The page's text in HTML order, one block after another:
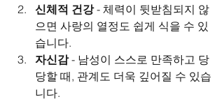
신체적 건강 - 체력이 뒷받침되지 않
으면 사랑의 열정도 쉽게 식을 수 있
습니다.
자신감 - 남성이 스스로 만족하고 당
당할 때, 관계도 더욱 깊어질 수 있습
니다.